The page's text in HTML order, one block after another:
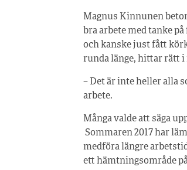
Magnus Kinnunen
bra arbete med tanke
och kanske just fått
runda länge, hittar rätt
– Det är inte heller alla
arbete.
Många valde att säga
Sommaren 2017 har
medföra längre
ett hämtningsområde